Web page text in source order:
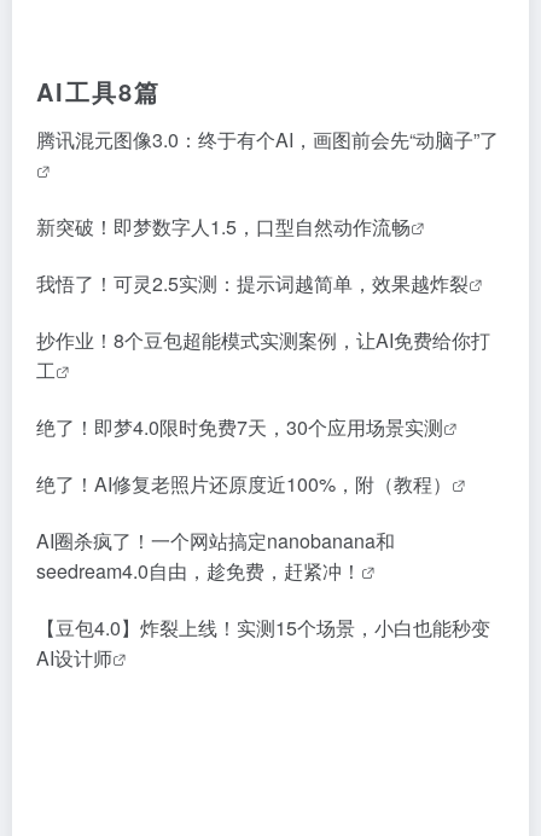
AI工具8篇
腾讯混元图像3.0：终于有个AI，画图前会先“动脑子”了
新突破！即梦数字人1.5，口型自然动作流畅
我悟了！可灵2.5实测：提示词越简单，效果越炸裂
抄作业！8个豆包超能模式实测案例，让AI免费给你打
工
绝了！即梦4.0限时免费7天，30个应用场景实测
绝了！AI修复老照片还原度近100%，附（教程）
AI圈杀疯了！一个网站搞定nanobanana和
seedream4.0自由，趁免费，赶紧冲！
【豆包4.0】炸裂上线！实测15个场景，小白也能秒变
AI设计师